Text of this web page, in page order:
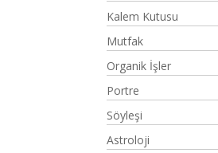
Kalem Kutusu
Mutfak
Organik İşler
Portre
Söyleşi
Astroloji